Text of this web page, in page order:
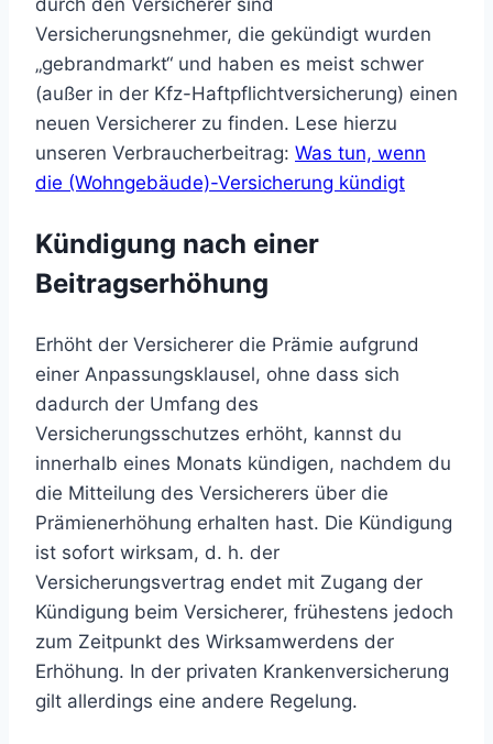
Versicherungsnehmer, die gekündigt wurden
„gebrandmarkt“ und haben es meist schwer
(außer in der Kfz-Haftpflichtversicherung) einen
neuen Versicherer zu finden. Lese hierzu
unseren Verbraucherbeitrag: Was tun, wenn
die (Wohngebäude)-Versicherung kündigt
Kündigung nach einer
Beitragserhöhung
Erhöht der Versicherer die Prämie aufgrund
einer Anpassungsklausel, ohne dass sich
dadurch der Umfang des
Versicherungsschutzes erhöht, kannst du
innerhalb eines Monats kündigen, nachdem du
die Mitteilung des Versicherers über die
Prämienerhöhung erhalten hast. Die Kündigung
ist sofort wirksam, d. h. der
Versicherungsvertrag endet mit Zugang der
Kündigung beim Versicherer, frühestens jedoch
zum Zeitpunkt des Wirksamwerdens der
Erhöhung. In der privaten Krankenversicherung
gilt allerdings eine andere Regelung.